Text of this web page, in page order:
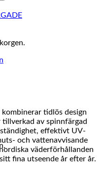
tidlös design
av spinnfärgad
effektivt UV-
och vattenavvisande
väderförhållanden
fina utseende år efter år.